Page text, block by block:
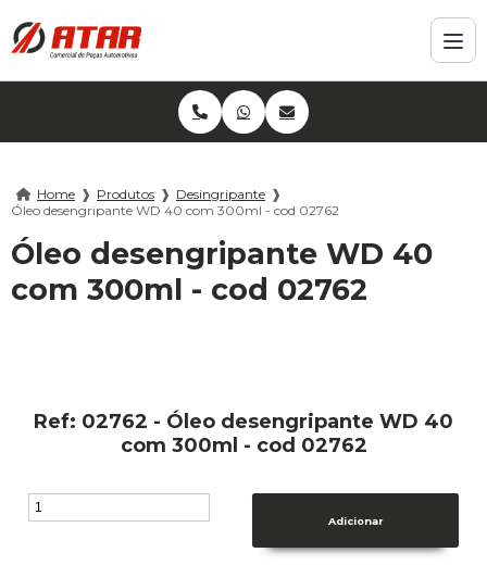
Home ❱ Produtos ❱ Desingripante ❱
Óleo desengripante WD 40 com 300ml - cod 02762
Óleo desengripante WD 40
com 300ml - cod 02762
Ref: 02762 - Óleo desengripante WD 40
com 300ml - cod 02762